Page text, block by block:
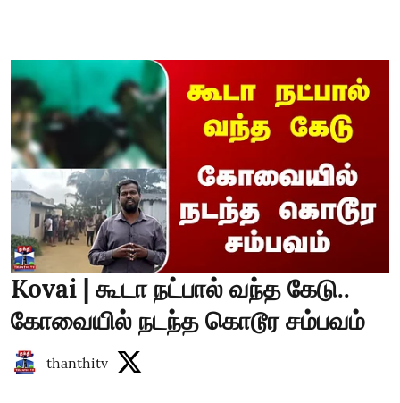
Kovai | கூடா நட்பால் வந்த கேடு..
கோவையில் நடந்த கொடூர சம்பவம்
thanthitv